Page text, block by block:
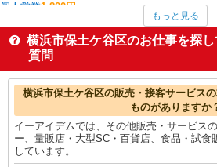
個人営業1,800円
家事代行1,700円
看護師・保健師・看護助手・助産師1,646円
その他販売・サービス
横浜市保土ケ谷区の他の職種の平均時給を見る
もっと見る
横浜市保土ケ谷区のお仕事を探
質問
横浜市保土ケ谷区の販売・接客サービス
ものがありますか
イーアイデムでは、その他販売・サービス
ー、量販店・大型SC・百貨店、食品・試食
しています。